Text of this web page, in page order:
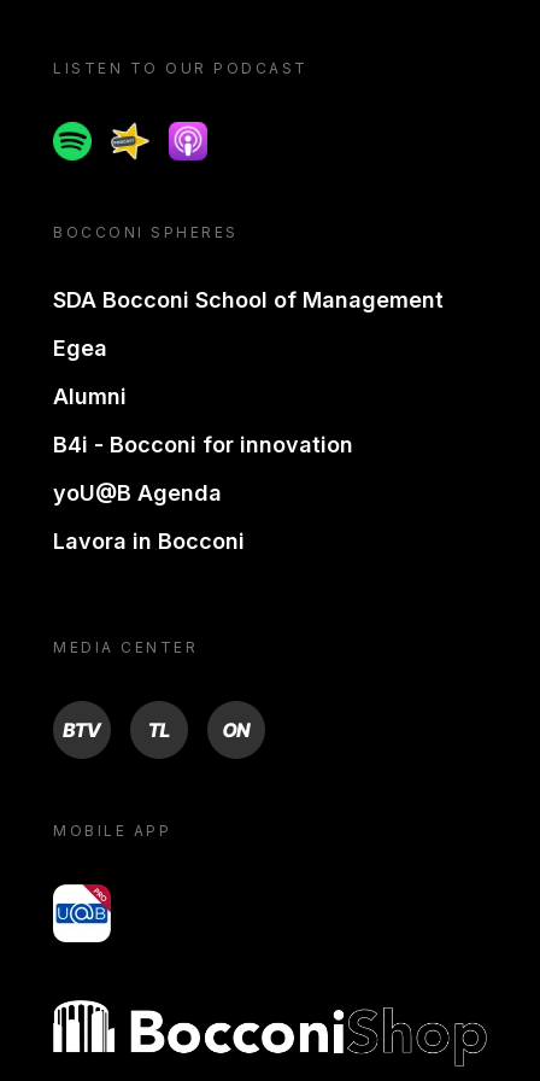
LISTEN TO OUR PODCAST
SpotifySpreakerApple podcast
BOCCONI SPHERES
SDA Bocconi School of Management
Egea
Alumni
B4i - Bocconi for innovation
yoU@B Agenda
Lavora in Bocconi
MEDIA CENTER
BTV TL ON
MOBILE APP
yoU@B
Bocconi shop